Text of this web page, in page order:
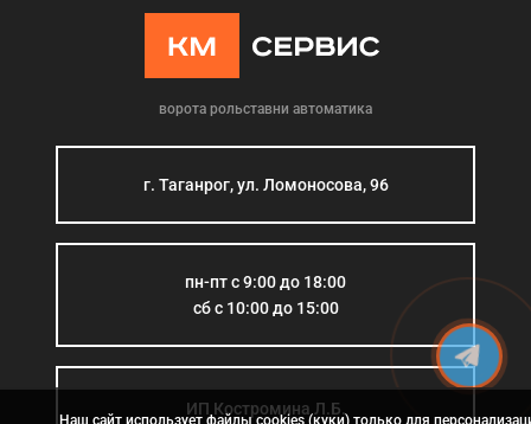
ворота рольставни автоматика
г. Таганрог, ул. Ломоносова, 96
пн-пт с 9:00 до 18:00
сб с 10:00 до 15:00
ИП Костромина Л.Б.
Наш сайт использует файлы cookies (куки) только для